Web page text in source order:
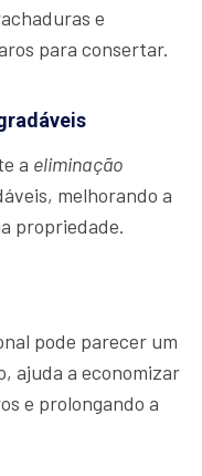
e
para consertar.
a eliminação
melhorando a
propriedade.
pode parecer um
ajuda a economizar
e prolongando a